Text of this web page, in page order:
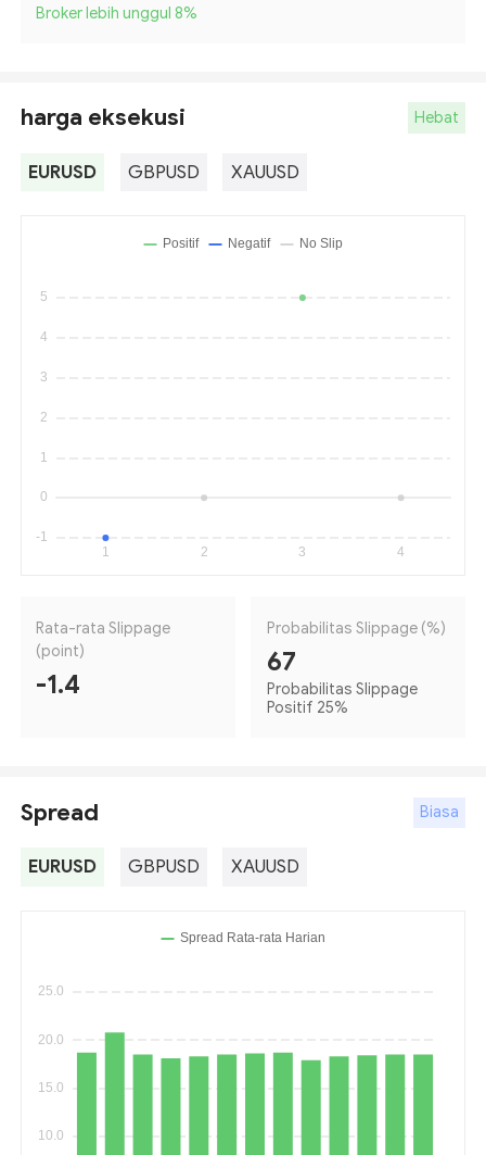
Broker lebih unggul 8%
harga eksekusi Hebat
EURUSD GBPUSD XAUUSD
Rata-rata Slippage
(point)
-1.4
Probabilitas Slippage (%)
67
Probabilitas Slippage
Positif 25%
Spread Biasa
EURUSD GBPUSD XAUUSD